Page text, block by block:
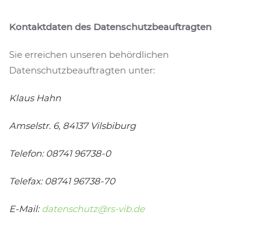
Kontaktdaten des Datenschutzbeauftragten
Sie erreichen unseren behördlichen
Datenschutzbeauftragten unter:
Klaus Hahn
Amselstr. 6, 84137 Vilsbiburg
Telefon:08741 96738-0
Telefax:08741 96738-70
E-Mail:datenschutz@rs-vib.de